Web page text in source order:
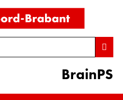
Ga
de
inhoud
BrainPS